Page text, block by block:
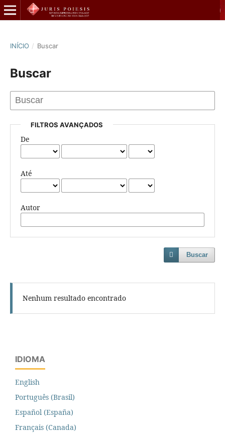
INÍCIO / Buscar
Buscar
FILTROS AVANÇADOS
De
Até
Autor
Buscar
Nenhum resultado encontrado
IDIOMA
English
Português (Brasil)
Español (España)
Français (Canada)